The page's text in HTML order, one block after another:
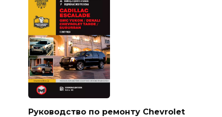
Руководство по ремонту Chevrolet